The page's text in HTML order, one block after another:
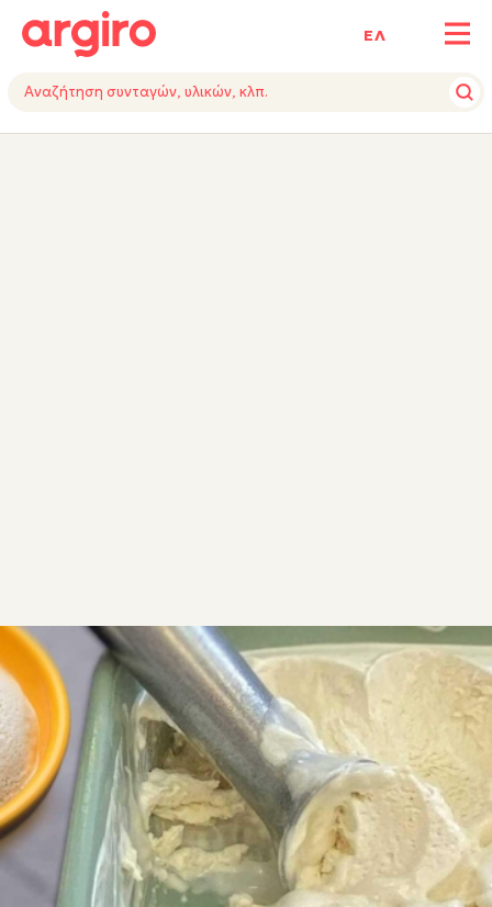
ΕΛ
ΥΛΙΚΑΕΚΤΕΛΕΣΗΕΞΟΠΛΙΣΜΟΣ
ΣΥΝΤΑΓΕΣ ΑΛΜΥΡΑ
Παγωτό βανίλια χωρίς αυγά
Σπιτικό παγωτό βανίλια χωρίς αυγά, εύκολο και
γρήγορο με κρεμώδη υφή και πλούσια γεύση βανίλιας,
που μπορεί να γίνει με ή χωρίς παγωτομηχανή
EGF